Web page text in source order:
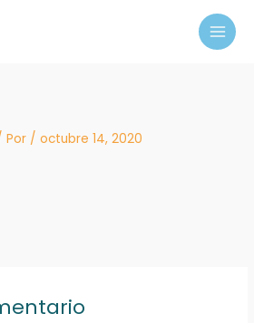
Por /octubre 14, 2020